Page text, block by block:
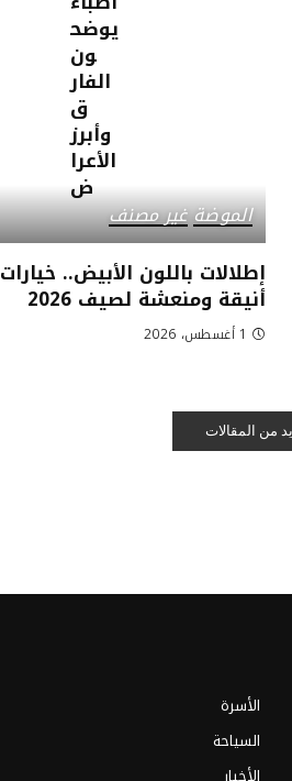
الموضةغير مصنف
إطلالات باللون الأبيض.. خيارات
أنيقة ومنعشة لصيف 2026
1 أغسطس، 2026
من المقالات
الأسرة
السياحة